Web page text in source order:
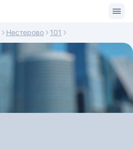
Нестерово 101